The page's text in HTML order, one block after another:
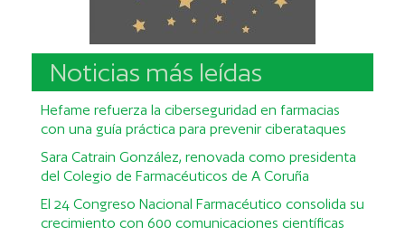
Noticias más leídas
Hefame refuerza la ciberseguridad en farmacias
con una guía práctica para prevenir ciberataques
Sara Catrain González, renovada como presidenta
del Colegio de Farmacéuticos de A Coruña
El 24 Congreso Nacional Farmacéutico consolida su
crecimiento con 600 comunicaciones científicas